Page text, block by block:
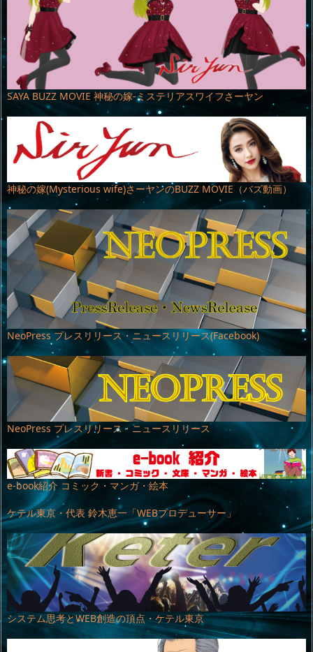
SAYA BUZZ MOVIE 神秘の嫁-ミステリアスワイフさーヤン
神秘の嫁(Mysterious wife)さーヤンのBUZZ MOVIE（バズ動画）
NeoPress プレスリリース・ニュースリリース(Facebook)
NeoPress プレスリリース・ニュースリリース
e-book紹介 コミック・マンガ・絵本
ケテル東京・代表 鈴木恵一「WEBプロデューサー」
システム思考とWEB創造の頂点・ケテル東京